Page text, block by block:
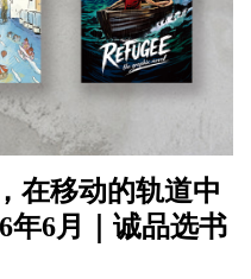
在移动的轨道中
年6月｜诚品选书